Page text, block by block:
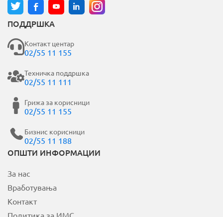
ПОДДРШКА
Контакт центар
02/55 11 155
Техничка поддршка
02/55 11 111
Грижа за корисници
02/55 11 155
Бизнис корисници
02/55 11 188
ОПШТИ ИНФОРМАЦИИ
За нас
Вработувања
Контакт
Политика за ИМС